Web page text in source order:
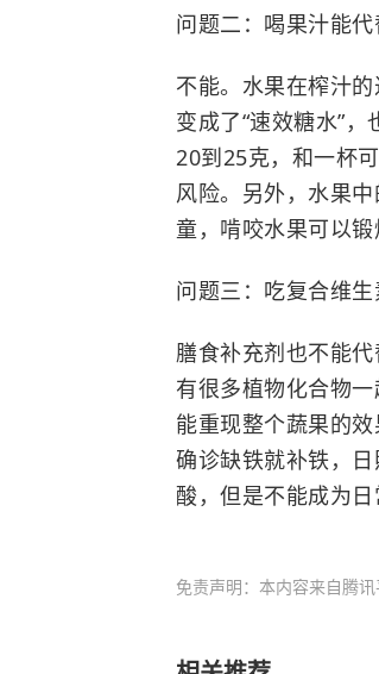
问题二：喝果汁能代
不能。水果在榨汁
变成了“速效糖水”
20到25克，和一杯
风险。另外，水果
童，啃咬水果可以
问题三：吃复合维生
膳食补充剂也不能
有很多植物化合物
能重现整个蔬果的
确诊缺铁就补铁，
酸，但是不能成为日
免责声明：本内容来自腾